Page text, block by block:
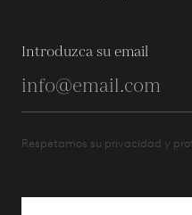
Introduzca su email
Respetamos su privacidad y